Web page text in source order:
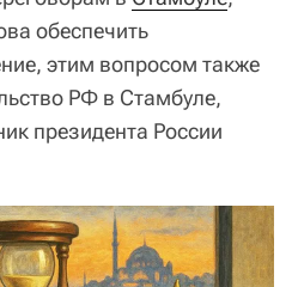
обеспечить
этим вопросом также
РФ в Стамбуле,
президента России